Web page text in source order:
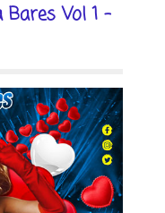
Vol 1 -